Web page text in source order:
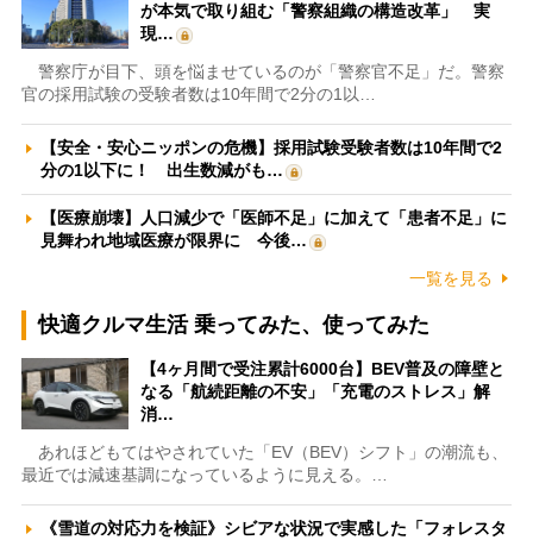
が本気で取り組む「警察組織の構造改革」 実
現…
警察庁が目下、頭を悩ませているのが「警察官不足」だ。警察
官の採用試験の受験者数は10年間で2分の1以…
【安全・安心ニッポンの危機】採用試験受験者数は10年間で2
分の1以下に！ 出生数減がも…
【医療崩壊】人口減少で「医師不足」に加えて「患者不足」に
見舞われ地域医療が限界に 今後…
一覧を見る
快適クルマ生活 乗ってみた、使ってみた
【4ヶ月間で受注累計6000台】BEV普及の障壁と
なる「航続距離の不安」「充電のストレス」解
消…
あれほどもてはやされていた「EV（BEV）シフト」の潮流も、
最近では減速基調になっているように見える。…
《雪道の対応力を検証》シビアな状況で実感した「フォレスタ